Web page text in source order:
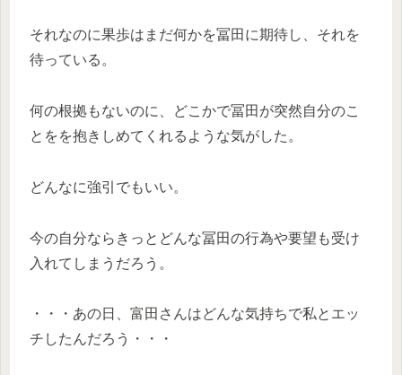
それなのに果歩はまだ何かを冨田に期待し、それを
待っている。
何の根拠もないのに、どこかで冨田が突然自分のこ
とをを抱きしめてくれるような気がした。
どんなに強引でもいい。
今の自分ならきっとどんな冨田の行為や要望も受け
入れてしまうだろう。
・・・あの日、富田さんはどんな気持ちで私とエッ
チしたんだろう・・・